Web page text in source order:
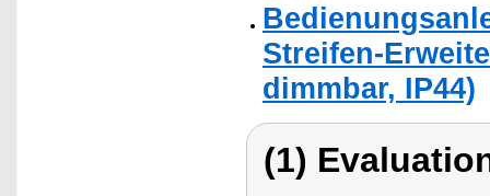
Streifen-
dimmbar, IP44)
(1)